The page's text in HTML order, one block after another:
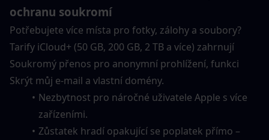
ochranu soukromí
Potřebujete více místa pro fotky, zálohy a soubory?
Tarify iCloud+ (50 GB, 200 GB, 2 TB a více) zahrnují
Soukromý přenos pro anonymní prohlížení, funkci
Skrýt můj e-mail a vlastní domény.
Nezbytnost pro náročné uživatele Apple s více
zařízeními.
Zůstatek hradí opakující se poplatek přímo –